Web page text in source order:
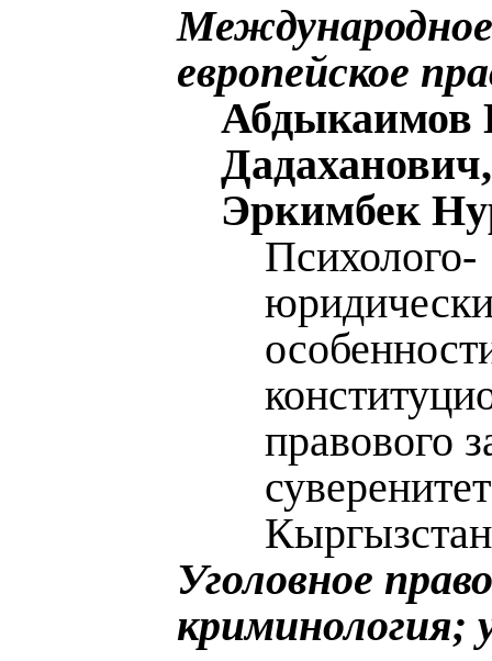
европейское
Абдыкаимов
Эркимбек
Психолого-
правового
Уголовное
криминология;